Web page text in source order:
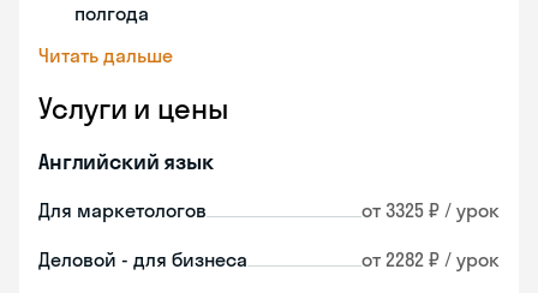
полгода
Читать дальше
Услуги и цены
Английский язык
Для маркетологов от 3325 ₽ / урок
Деловой - для бизнеса от 2282 ₽ / урок